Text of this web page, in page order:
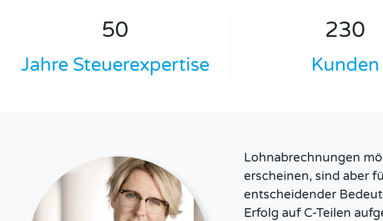
50
Jahre Steuerexpertise
230
Kunden
Lohnabrechnungen
erscheinen, sind aber
entscheidender
Erfolg auf C-Teilen